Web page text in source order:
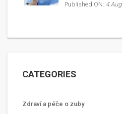
Published ON: 4 Aug
CATEGORIES
Zdraví a péče o zuby